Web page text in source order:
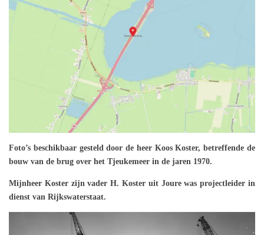
Foto’s beschikbaar gesteld door de heer Koos Koster, betreffende de
bouw van de brug over het Tjeukemeer in de jaren 1970.
Mijnheer Koster zijn vader H. Koster uit Joure was projectleider in
dienst van Rijkswaterstaat.